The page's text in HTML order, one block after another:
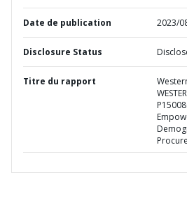
Date de publication 2023/
Disclosure Status
Titre du rapport